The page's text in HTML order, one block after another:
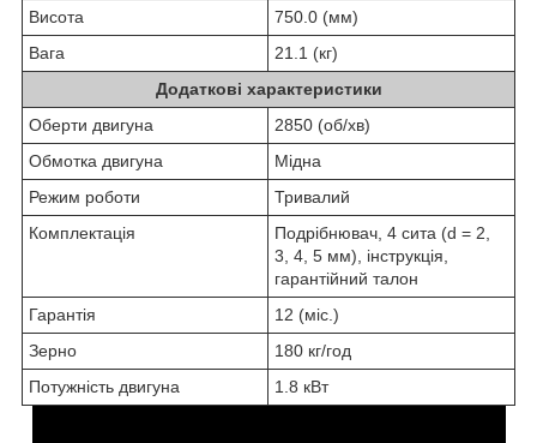
Висота
750.0 (мм)
Вага
21.1 (кг)
Додаткові характеристики
Оберти двигуна
2850 (об/хв)
Обмотка двигуна
Мідна
Режим роботи
Тривалий
Комплектація
Подрібнювач, 4 сита (d = 2,
3, 4, 5 мм), інструкція,
гарантійний талон
Гарантія
12 (міс.)
Зерно
180 кг/год
Потужність двигуна
1.8 кВт